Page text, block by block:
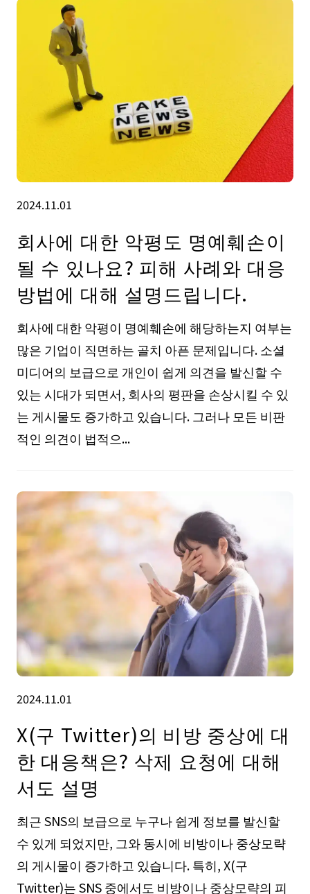
2024.11.01
회사에 대한 악평도 명예훼손이
될 수 있나요? 피해 사례와 대응
방법에 대해 설명드립니다.
회사에 대한 악평이 명예훼손에 해당하는지 여부는
많은 기업이 직면하는 골치 아픈 문제입니다. 소셜
미디어의 보급으로 개인이 쉽게 의견을 발신할 수
있는 시대가 되면서, 회사의 평판을 손상시킬 수 있
는 게시물도 증가하고 있습니다. 그러나 모든 비판
적인 의견이 법적으...
2024.11.01
X(구 Twitter)의 비방 중상에 대
한 대응책은? 삭제 요청에 대해
서도 설명
최근 SNS의 보급으로 누구나 쉽게 정보를 발신할
수 있게 되었지만, 그와 동시에 비방이나 중상모략
의 게시물이 증가하고 있습니다. 특히, X(구
Twitter)는 SNS 중에서도 비방이나 중상모략의 피